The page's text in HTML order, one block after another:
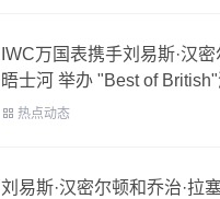
IWC万国表携手刘易斯·汉
晤士河 举办 "Best of
动，庆祝双方十周年合作关系
热点动态
刘易斯·汉密尔顿和乔治·拉